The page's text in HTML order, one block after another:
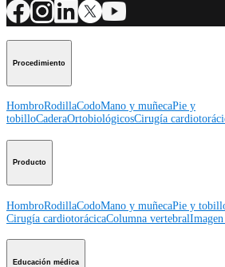
Procedimiento
HombroRodillaCodoMano y muñecaPie y
tobilloCaderaOrtobiológicosCirugía
Producto
HombroRodillaCodoMano y muñecaPie y
Cirugía cardiotorácicaColumna vertebral
Educación médica